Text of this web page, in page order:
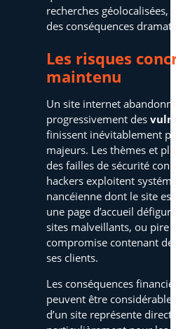
recherches
des conséquences
Les risques
maintenu
Un site internet
progressivement des
finissent inévitablement
majeurs. Les thèmes et
des failles de sécurité
hackers exploitent
nancéienne dont le site
une page d’accueil
sites malveillants, ou pire
compromise contenant
ses clients.
Les conséquences
peuvent être
d’un site représente